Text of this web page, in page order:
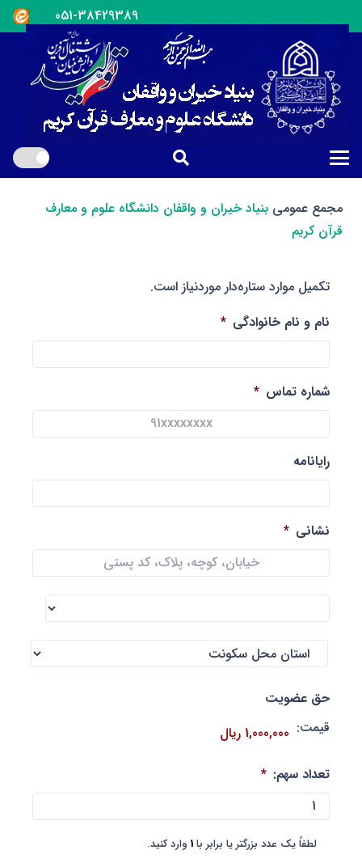
051-38429389
مجمع عمومی بنیاد خیران و واقفان دانشگاه علوم و معارف
قرآن کریم
تکمیل موارد ستاره‌دار موردنیاز است.
نام و نام خانوادگی *
شماره تماس *
رایانامه
نشانی *
حق عضویت
قیمت:
تعداد سهم: *
لطفاً یک عدد بزرگتر یا برابر با1 وارد کنید.